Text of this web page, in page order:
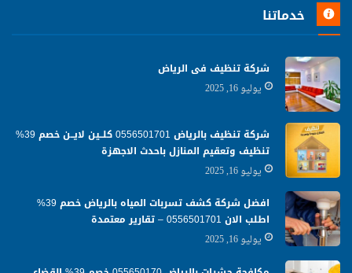
خدماتنا
شركة تنظيف فى الرياض
يوليو 16, 2025
شركة تنظيف بالرياض 0556501701 كلــين لايــن خصم 39%
تنظيف وتعقيم المنازل باحدث الاجهزة
يوليو 16, 2025
افضل شركة كشف تسربات المياه بالرياض خصم 39%
اطلب الان 0556501701‬‏ – تقارير معتمدة
يوليو 16, 2025